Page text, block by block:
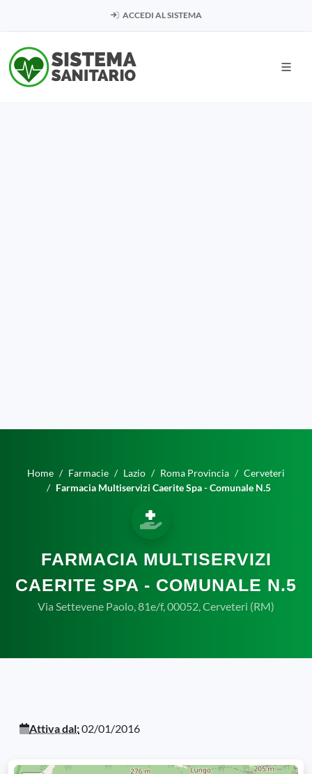
ACCEDI AL SISTEMA
Home Farmacie Lazio Roma Provincia
Cerveteri
Farmacia Multiservizi Caerite Spa - Comunale N.5
FARMACIA MULTISERVIZI
CAERITE SPA - COMUNALE N.5
Via Settevene Paolo, 81e/f, 00052, Cerveteri (RM)
Attiva dal:02/01/2016